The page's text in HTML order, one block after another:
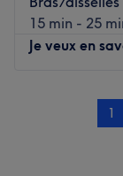
dans des
épilations à la
proposés pour
Hammam
15 min - 25
Je veux en
1